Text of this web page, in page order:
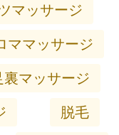
マッサージ
ママッサージ
裏マッサージ
脱毛